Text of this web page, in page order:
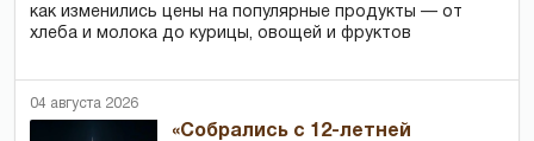
как изменились цены на популярные продукты — от
хлеба и молока до курицы, овощей и фруктов
04 августа 2026
«Собрались с 12-летней